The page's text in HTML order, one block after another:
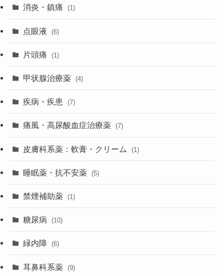
消炎・鎮痛 (1)
点眼液 (6)
片頭痛 (1)
甲状腺治療薬 (4)
疾病・疾患 (7)
痛風・高尿酸血症治療薬 (7)
皮膚科系薬：軟膏・クリーム (1)
睡眠薬・抗不安薬 (5)
禁煙補助薬 (1)
糖尿病 (10)
緑内障 (6)
耳鼻科系薬 (9)